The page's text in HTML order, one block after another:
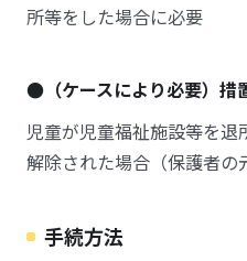
所等をした場合に必要
●（ケースにより必要）措
児童が児童福祉施設等を
解除された場合（保護者の
手続方法